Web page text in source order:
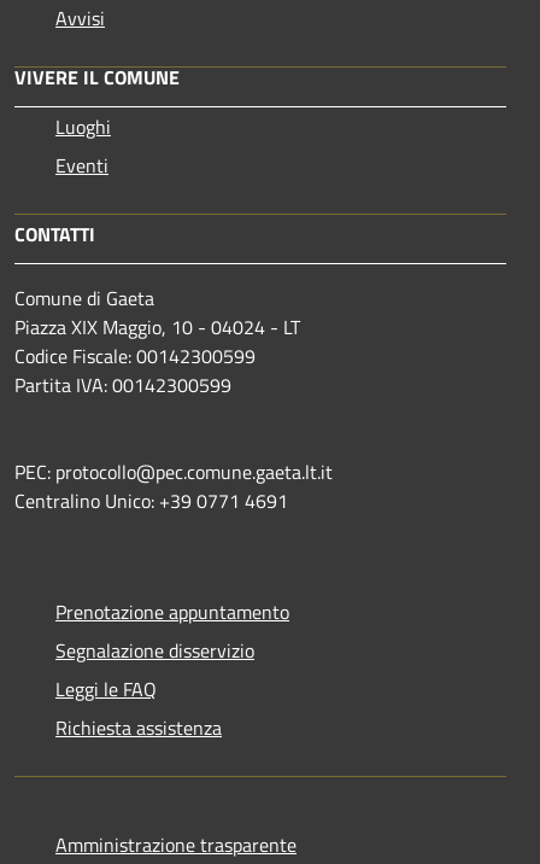
Avvisi
VIVERE IL COMUNE
Luoghi
Eventi
CONTATTI
Comune di Gaeta
Piazza XIX Maggio, 10 - 04024 - LT
Codice Fiscale: 00142300599
Partita IVA: 00142300599
PEC: protocollo@pec.comune.gaeta.lt.it
Centralino Unico: +39 0771 4691
Prenotazione appuntamento
Segnalazione disservizio
Leggi le FAQ
Richiesta assistenza
Amministrazione trasparente